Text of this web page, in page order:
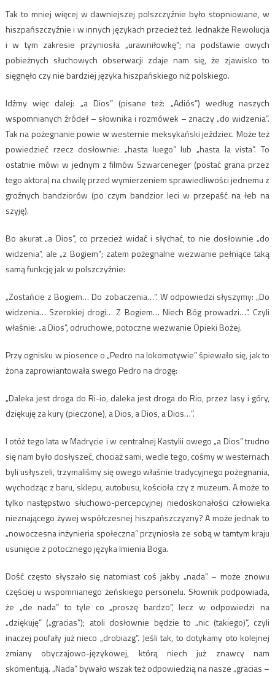
Tak to mniej więcej w dawniejszej polszczyźnie było stopniowane, w
hiszpańszczyźnie i w innych językach przecież też. Jednakże Rewolucja
i w tym zakresie przyniosła „urawniłowkę”; na podstawie owych
pobieżnych słuchowych obserwacji zdaje nam się, że zjawisko to
sięgnęło czy nie bardziej języka hiszpańskiego niż polskiego.
Idźmy więc dalej: „a Dios” (pisane też: „Adiós”) według naszych
wspomnianych źródeł – słownika i rozmówek – znaczy „do widzenia”.
Tak na pożegnanie powie w westernie meksykański jeździec. Może też
powiedzieć rzecz dosłownie: „hasta luego” lub „hasta la vista”. To
ostatnie mówi w jednym z filmów Szwarceneger (postać grana przez
tego aktora) na chwilę przed wymierzeniem sprawiedliwości jednemu z
groźnych bandziorów (po czym bandzior leci w przepaść na łeb na
szyję).
Bo akurat „a Dios”, co przecież widać i słychać, to nie dosłownie „do
widzenia”, ale „z Bogiem”; zatem pożegnalne wezwanie pełniące taką
samą funkcję jak w polszczyźnie:
„Zostańcie z Bogiem… Do zobaczenia…”. W odpowiedzi słyszymy: „Do
widzenia… Szerokiej drogi… Z Bogiem… Niech Bóg prowadzi…”. Czyli
właśnie: „a Dios”, odruchowe, potoczne wezwanie Opieki Bożej.
Przy ognisku w piosence o „Pedro na lokomotywie” śpiewało się, jak to
żona zaprowiantowała swego Pedro na drogę:
„Daleka jest droga do Ri-io, daleka jest droga do Rio, przez lasy i góry,
dziękuję za kury (pieczone), a Dios, a Dios, a Dios…”.
I otóż tego lata w Madrycie i w centralnej Kastylii owego „a Dios” trudno
się nam było dosłyszeć, chociaż sami, wedle tego, cośmy w westernach
byli usłyszeli, trzymaliśmy się owego właśnie tradycyjnego pożegnania,
wychodząc z baru, sklepu, autobusu, kościoła czy z muzeum. A może to
tylko następstwo słuchowo-percepcyjnej niedoskonałości człowieka
nieznającego żywej współczesnej hiszpańszczyzny? A może jednak to
„nowoczesna inżynieria społeczna” przyniosła ze sobą w tamtym kraju
usunięcie z potocznego języka Imienia Boga.
Dość często słyszało się natomiast coś jakby „nada” – może znowu
częściej u wspomnianego żeńskiego personelu. Słownik podpowiada,
że „de nada” to tyle co „proszę bardzo”, lecz w odpowiedzi na
„dziękuję” („gracias”); atoli dosłownie będzie to „nic (takiego)”, czyli
inaczej poufały już nieco „drobiazg”. Jeśli tak, to dotykamy oto kolejnej
zmiany obyczajowo-językowej, którą niech już znawcy nam
skomentują. „Nada” bywało wszak też odpowiedzią na nasze „gracias –